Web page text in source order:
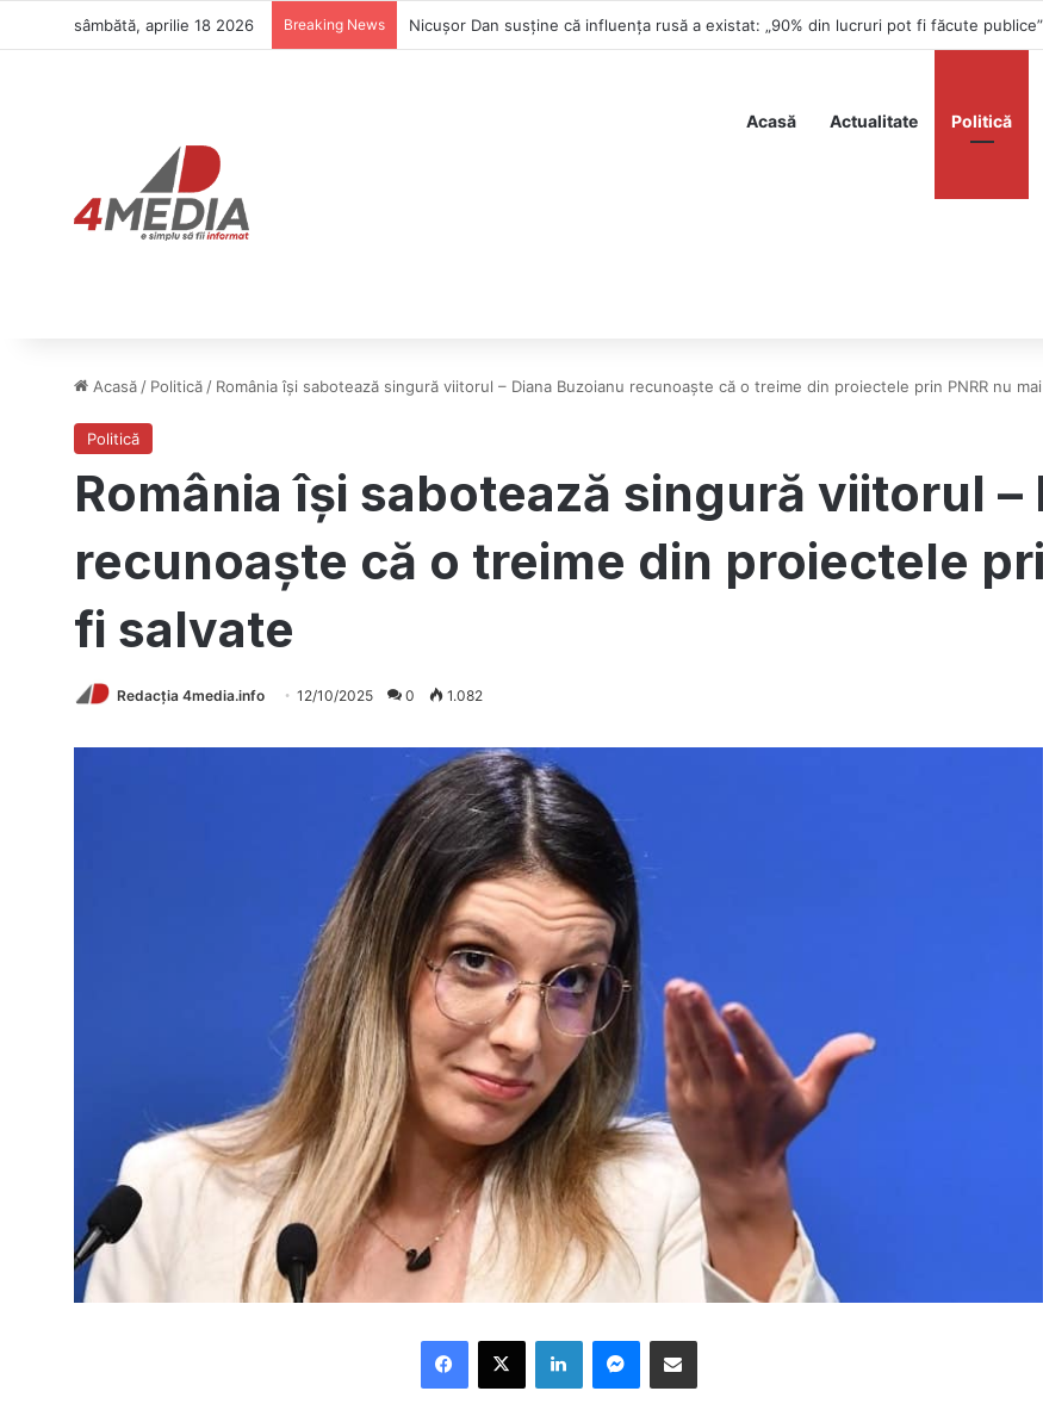
sâmbătă, aprilie 18 2026 Breaking News
Acasă Actualitate Politică
Acasă / Politică / România își sabotează singură viitorul – Diana Buzoianu recunoaște că o treime din proiectele prin PNRR nu
Politică
România își sabotează singură viitorul –
recunoaște că o treime din proiectele
fi salvate
Redacția 4media.info 12/10/2025 0 1.082
Facebook
X LinkedInMessenger
Distribuie prin mail